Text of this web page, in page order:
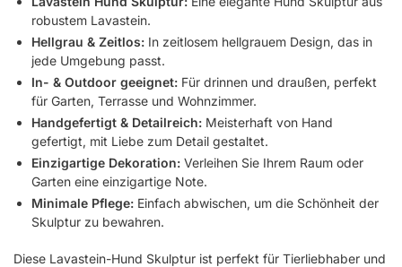
robustem Lavastein.
Hellgrau & Zeitlos: In zeitlosem hellgrauem Design, das in
jede Umgebung passt.
In- & Outdoor geeignet: Für drinnen und draußen, perfekt
für Garten, Terrasse und Wohnzimmer.
Handgefertigt & Detailreich: Meisterhaft von Hand
gefertigt, mit Liebe zum Detail gestaltet.
Einzigartige Dekoration: Verleihen Sie Ihrem Raum oder
Garten eine einzigartige Note.
Minimale Pflege: Einfach abwischen, um die Schönheit der
Skulptur zu bewahren.
Diese Lavastein-Hund Skulptur ist perfekt für Tierliebhaber und